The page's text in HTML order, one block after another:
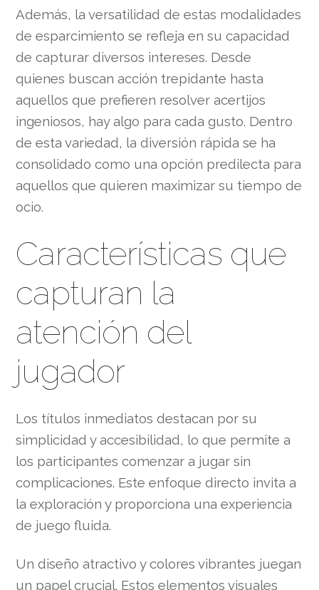
Además, la versatilidad de estas modalidades
de esparcimiento se refleja en su capacidad
de capturar diversos intereses. Desde
quienes buscan acción trepidante hasta
aquellos que prefieren resolver acertijos
ingeniosos, hay algo para cada gusto. Dentro
de esta variedad, la diversión rápida se ha
consolidado como una opción predilecta para
aquellos que quieren maximizar su tiempo de
ocio.
Características que
capturan la
atención del
jugador
Los títulos inmediatos destacan por su
simplicidad y accesibilidad, lo que permite a
los participantes comenzar a jugar sin
complicaciones. Este enfoque directo invita a
la exploración y proporciona una experiencia
de juego fluida.
Un diseño atractivo y colores vibrantes juegan
un papel crucial. Estos elementos visuales